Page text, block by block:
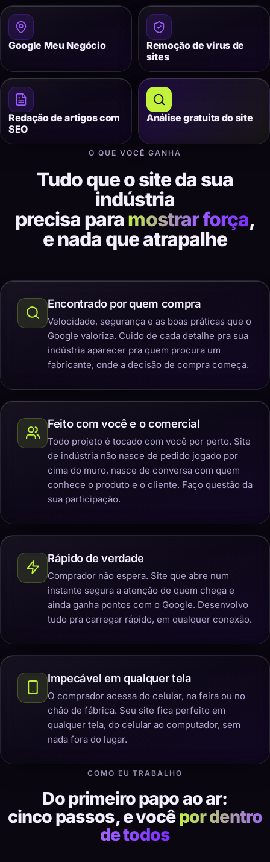
Google Meu Negócio
Remoção de vírus de
sites
Redação de artigos com
SEO
Análise gratuita do site
O QUE VOCÊ GANHA
Tudo que o site da sua
indústria
precisa para mostrar força,
e nada que atrapalhe
Encontrado por quem compra
Velocidade, segurança e as boas práticas que o
Google valoriza. Cuido de cada detalhe pra sua
indústria aparecer pra quem procura um
fabricante, onde a decisão de compra começa.
Feito com você e o comercial
Todo projeto é tocado com você por perto. Site
de indústria não nasce de pedido jogado por
cima do muro, nasce de conversa com quem
conhece o produto e o cliente. Faço questão da
sua participação.
Rápido de verdade
Comprador não espera. Site que abre num
instante segura a atenção de quem chega e
ainda ganha pontos com o Google. Desenvolvo
tudo pra carregar rápido, em qualquer conexão.
Impecável em qualquer tela
O comprador acessa do celular, na feira ou no
chão de fábrica. Seu site fica perfeito em
qualquer tela, do celular ao computador, sem
nada fora do lugar.
COMO EU TRABALHO
Do primeiro papo ao ar:
cinco passos, e vocêpor dentro
de todos